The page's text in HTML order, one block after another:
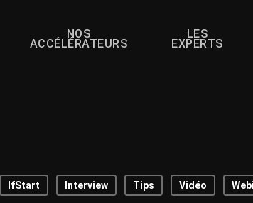
NOS
ACCÉLÉRATEURS
LES
EXPERTS
IfStart Interview Tips Vidéo